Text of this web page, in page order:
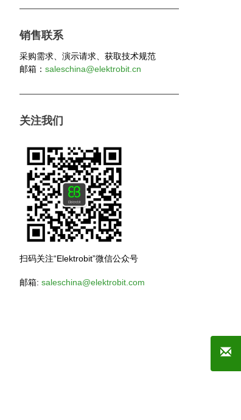
销售联系
采购需求、演示请求、获取技术规范
邮箱： saleschina@elektrobit.cn
关注我们
扫码关注“Elektrobit”微信公众号
邮箱: saleschina@elektrobit.com